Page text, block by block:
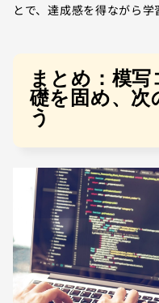
とで、達成感を得ながら学
まとめ：模
礎を固め、次
う